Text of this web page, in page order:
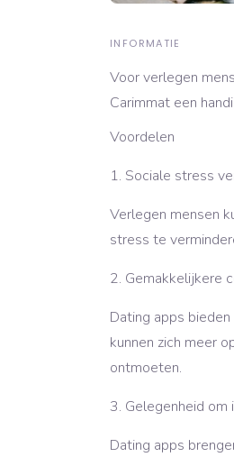
INFORMATIE
Voor verlegen
Carimmat een
Voordelen
Sociale stress
Verlegen mensen
stress te
Gemakkelijkere
Dating apps
kunnen zich meer
ontmoeten.
Gelegenheid
Dating apps